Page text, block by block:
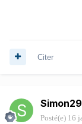
Citer
Simon29
Posté(e) 16